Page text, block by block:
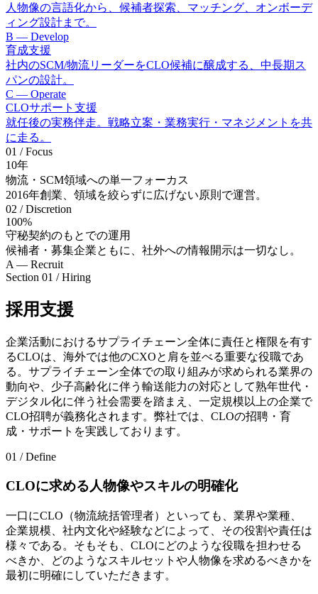
人物像の言語化から、候補者探索、マッチング、オンボーデ
ィング設計まで。
B — Develop
育成支援
社内のSCM/物流リーダーをCLO候補に醸成する、中長期ス
パンの設計。
C — Operate
CLOサポート支援
就任後の実務伴走。戦略立案・業務実行・マネジメントを共
に走る。
01 / Focus
10年
物流・SCM領域への単一フォーカス
2016年創業、領域を絞らずに広げない原則で運営。
02 / Discretion
100%
守秘契約のもとでの運用
候補者・募集企業ともに、社外への情報開示は一切なし。
A — Recruit
Section 01 / Hiring
採用支援
企業活動におけるサプライチェーン全体に責任と権限を有す
るCLOは、海外では他のCXOと肩を並べる重要な役職であ
る。サプライチェーン全体での取り組みが求められる業界の
動向や、少子高齢化に伴う輸送能力の対応として熟年世代・
デジタル化に伴う社会需要を踏まえ、一定規模以上の企業で
CLO招聘が義務化されます。弊社では、CLOの招聘・育
成・サポートを実践しております。
01 / Define
CLOに求める人物像やスキルの明確化
一口にCLO（物流統括管理者）といっても、業界や業種、
企業規模、社内文化や経験などによって、その役割や責任は
様々である。そもそも、CLOにどのような役職を担わせる
べきか、どのようなスキルセットや人物像を求めるべきかを
最初に明確にしていただきます。